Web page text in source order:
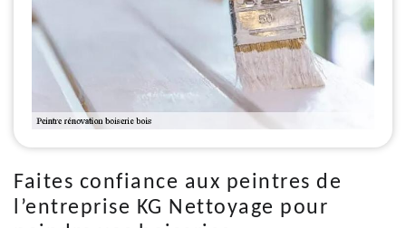
Faites confiance aux peintres de
l’entreprise KG Nettoyage pour